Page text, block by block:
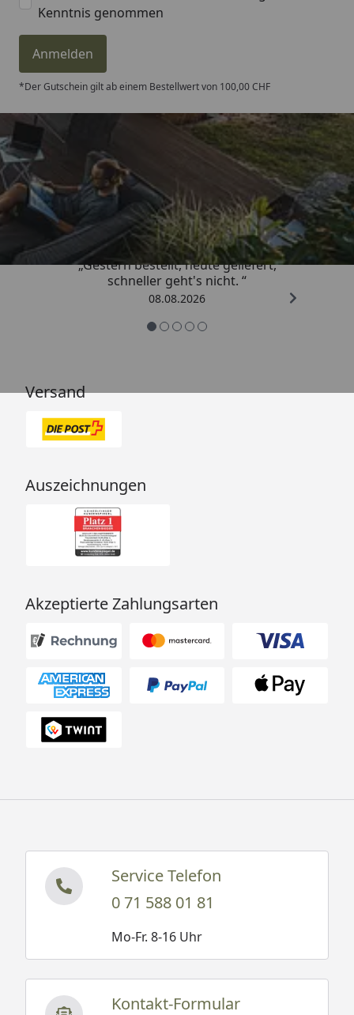
Kenntnis genommen
Anmelden
*Der Gutschein gilt ab einem Bestellwert von 100,00 CHF
Trusted Shops
4,81/ 5
„Gestern bestellt, heute geliefert,
schneller geht's nicht. “
08.08.2026
Versand
Auszeichnungen
Akzeptierte Zahlungsarten
Service Telefon
0 71 588 01 81
Mo-Fr. 8-16 Uhr
Kontakt-Formular